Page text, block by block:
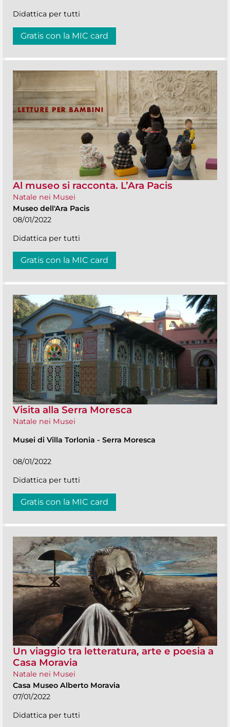
Didattica per tutti
Gratis con la MIC card
Al museo si racconta. L’Ara Pacis
Natale nei Musei
Museo dell'Ara Pacis
08/01/2022
Didattica per tutti
Gratis con la MIC card
Visita alla Serra Moresca
Natale nei Musei
Musei di Villa Torlonia - Serra Moresca
08/01/2022
Didattica per tutti
Gratis con la MIC card
Un viaggio tra letteratura, arte e poesia a
Casa Moravia
Natale nei Musei
Casa Museo Alberto Moravia
07/01/2022
Didattica per tutti